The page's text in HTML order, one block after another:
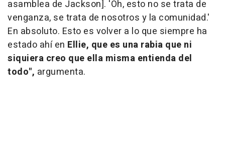
asamblea de Jackson]. 'Oh, esto no se trata de
venganza, se trata de nosotros y la comunidad.'
En absoluto. Esto es volver a lo que siempre ha
estado ahí en Ellie, que es una rabia que ni
siquiera creo que ella misma entienda del
todo", argumenta.